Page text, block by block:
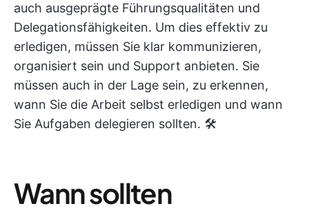
auch ausgeprägte Führungsqualitäten und
Delegationsfähigkeiten. Um dies effektiv zu
erledigen, müssen Sie klar kommunizieren,
organisiert sein und Support anbieten. Sie
müssen auch in der Lage sein, zu erkennen,
wann Sie die Arbeit selbst erledigen und wann
Sie Aufgaben delegieren sollten. 🛠️
Wann sollten